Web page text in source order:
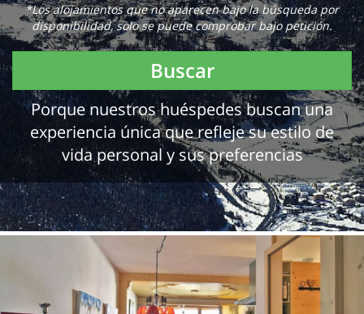
*Los alojamientos que no aparecen bajo la búsqueda por
disponibilidad, solo se puede comprobar bajo petición.
Buscar
Porque nuestros huéspedes buscan una
experiencia única que refleje su estilo de
vida personal y sus preferencias